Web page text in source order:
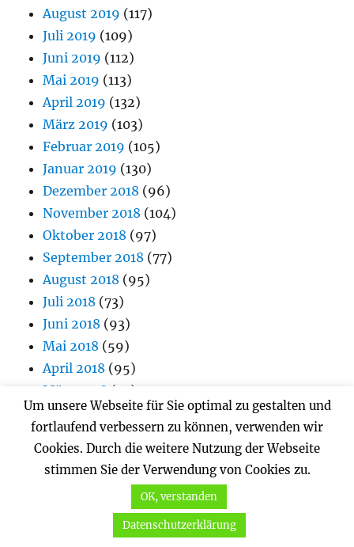
August 2019 (117)
Juli 2019 (109)
Juni 2019 (112)
Mai 2019 (113)
April 2019 (132)
März 2019 (103)
Februar 2019 (105)
Januar 2019 (130)
Dezember 2018 (96)
November 2018 (104)
Oktober 2018 (97)
September 2018 (77)
August 2018 (95)
Juli 2018 (73)
Juni 2018 (93)
Mai 2018 (59)
April 2018 (95)
März 2018 (91)
Februar 2018(57)
Januar 2018(94)
Dezember 2017(60)
November 2017 (90)
(88)
September 2017(114)
Um unsere Webseite für Sie optimal zu gestalten und
fortlaufend verbessern zu können, verwenden wir
Cookies. Durch die weitere Nutzung der Webseite
stimmen Sie der Verwendung von Cookies zu.
OK, verstanden
Datenschutzerklärung